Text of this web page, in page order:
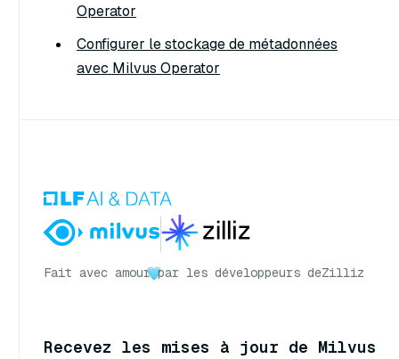
Operator
Configurer le stockage de métadonnées
avec Milvus Operator
Fait avec amour par les développeurs deZilliz
Recevez les mises à jour de Milvus